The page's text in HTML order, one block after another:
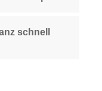
schnell